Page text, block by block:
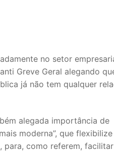
no setor
Greve Geral alegando
já não tem qualquer
alegada importância de
moderna”, que
como referem,